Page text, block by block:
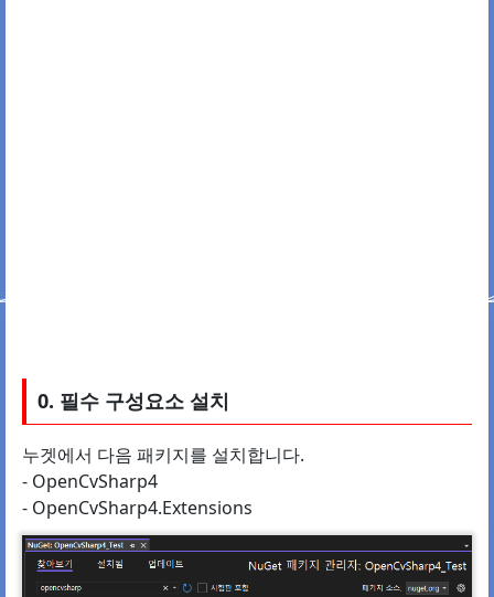
0. 필수 구성요소 설치
누겟에서 다음 패키지를 설치합니다.
- OpenCvSharp4
- OpenCvSharp4.Extensions